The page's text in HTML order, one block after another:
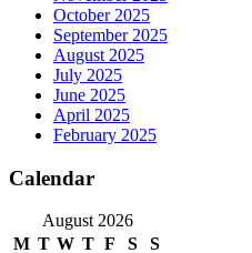
October 2025
September 2025
August 2025
July 2025
June 2025
April 2025
February 2025
Calendar
August 2026
M T W T F S
S